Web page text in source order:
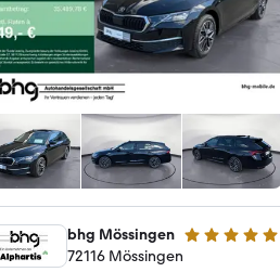
bhg Mössingen 4.8 Sterne
72116 Mössingen